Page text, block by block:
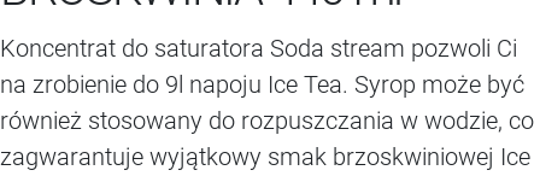
Koncentrat do saturatora Soda stream pozwoli Ci
na zrobienie do 9l napoju Ice Tea. Syrop może być
również stosowany do rozpuszczania w wodzie, co
zagwarantuje wyjątkowy smak brzoskwiniowej Ice